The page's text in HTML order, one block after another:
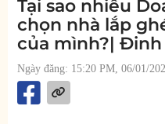
Tại sao nhiều
chọn nhà lắp
của mình?| Đinh
Ngày đăng: 15:20 PM, 06/01/